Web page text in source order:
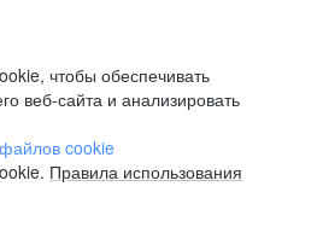
чтобы обеспечивать
веб-сайта и анализировать
cookie
Правила использования